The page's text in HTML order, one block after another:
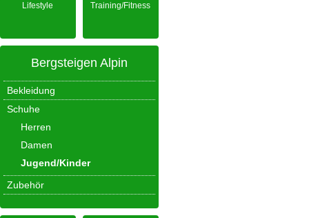
Lifestyle Training/Fitness
Bergsteigen Alpin
Bekleidung
Schuhe
Herren
Damen
Jugend/Kinder
Zubehör